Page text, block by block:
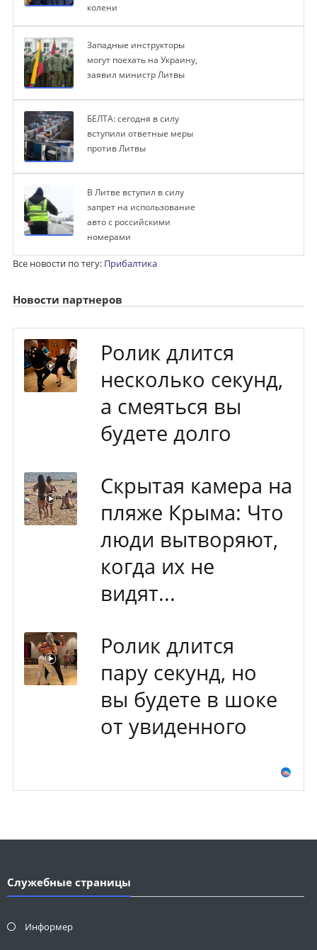
колени
Западные инструкторы
могут поехать на Украину,
заявил министр Литвы
БЕЛТА: сегодня в силу
вступили ответные меры
против Литвы
В Литве вступил в силу
запрет на использование
авто с российскими
номерами
Все новости по тегу: Прибалтика
Новости партнеров
Ролик длится
несколько секунд,
а смеяться вы
будете долго
Скрытая камера на
пляже Крыма: Что
люди вытворяют,
когда их не
видят...
Ролик длится
пару секунд, но
вы будете в шоке
от увиденного
Служебные страницы
Информер